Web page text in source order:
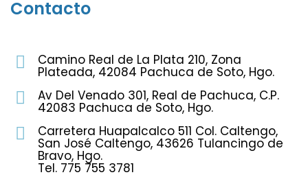
Contacto
Camino Real de La Plata 210, Zona
Plateada, 42084 Pachuca de Soto, Hgo.
Av Del Venado 301, Real de Pachuca, C.P.
42083 Pachuca de Soto, Hgo.
Carretera Huapalcalco 511 Col. Caltengo,
San José Caltengo, 43626 Tulancingo de
Bravo, Hgo.
Tel. 775 755 3781